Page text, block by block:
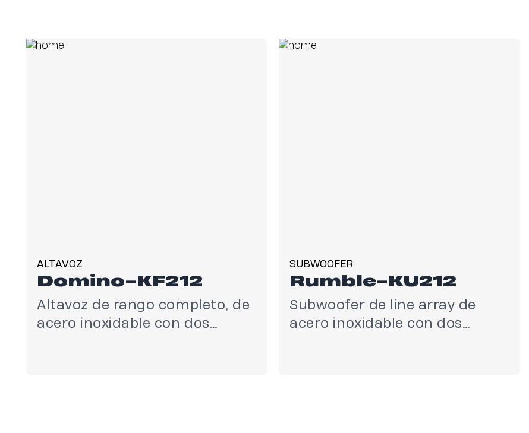
ALTAVOZ
Domino-KF212
Altavoz de rango completo, de
acero inoxidable con dos
SUBWOOFER
Rumble-KU212
Subwoofer de line array de
acero inoxidable con dos